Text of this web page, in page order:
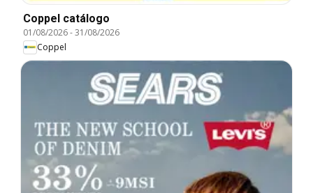
Coppel catálogo
01/08/2026-31/08/2026
Coppel